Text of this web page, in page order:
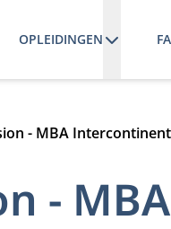
OPLEIDINGEN
- MBA
-